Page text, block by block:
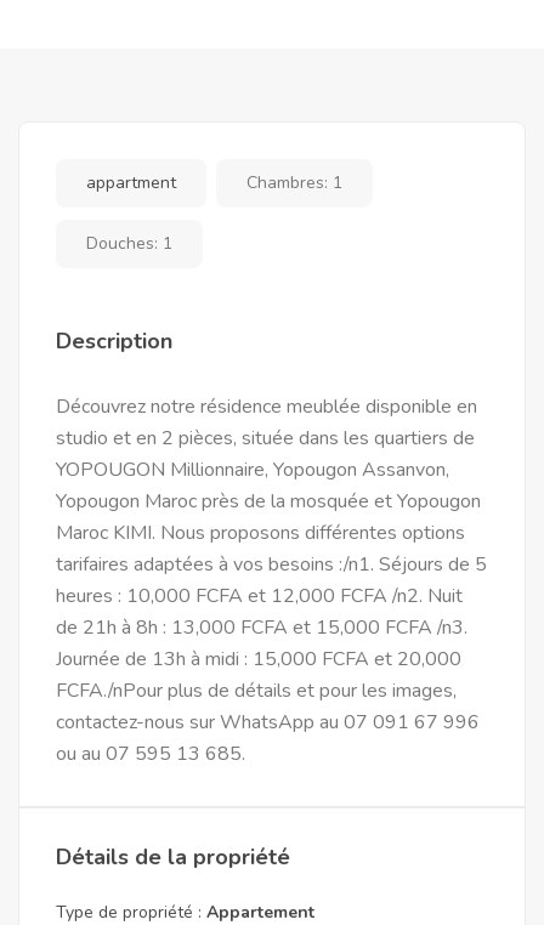
appartment Chambres: 1
Douches: 1
Description
Découvrez notre résidence meublée disponible en
studio et en 2 pièces, située dans les quartiers de
YOPOUGON Millionnaire, Yopougon Assanvon,
Yopougon Maroc près de la mosquée et Yopougon
Maroc KIMI. Nous proposons différentes options
tarifaires adaptées à vos besoins :/n1. Séjours de 5
heures : 10,000 FCFA et 12,000 FCFA /n2. Nuit
de 21h à 8h : 13,000 FCFA et 15,000 FCFA /n3.
Journée de 13h à midi : 15,000 FCFA et 20,000
FCFA./nPour plus de détails et pour les images,
contactez-nous sur WhatsApp au 07 091 67 996
ou au 07 595 13 685.
Détails de la propriété
Type de propriété : Appartement